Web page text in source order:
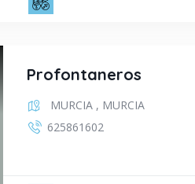
Profontaneros
MURCIA , MURCIA
625861602